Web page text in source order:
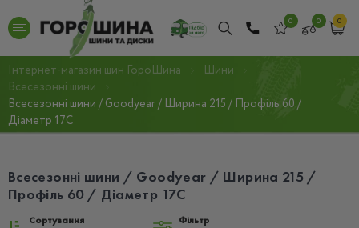
0 0 0
Інтернет-магазин шин ГороШина
Шини
Всесезонні шини
Всесезонні шини / Goodyear / Ширина 215 / Профіль 60 /
Діаметр 17C
Всесезонні шини / Goodyear / Ширина 215 /
Профіль 60 / Діаметр 17C
Сортування
Фільтр